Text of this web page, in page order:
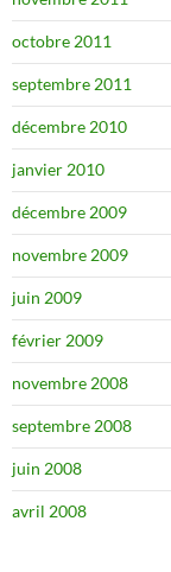
octobre 2011
septembre 2011
décembre 2010
janvier 2010
décembre 2009
novembre 2009
juin 2009
février 2009
novembre 2008
septembre 2008
juin 2008
avril 2008